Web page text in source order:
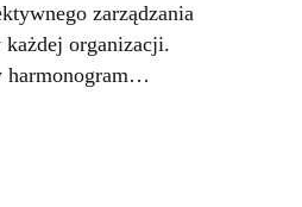
zarządzania
organizacji.
harmonogram…